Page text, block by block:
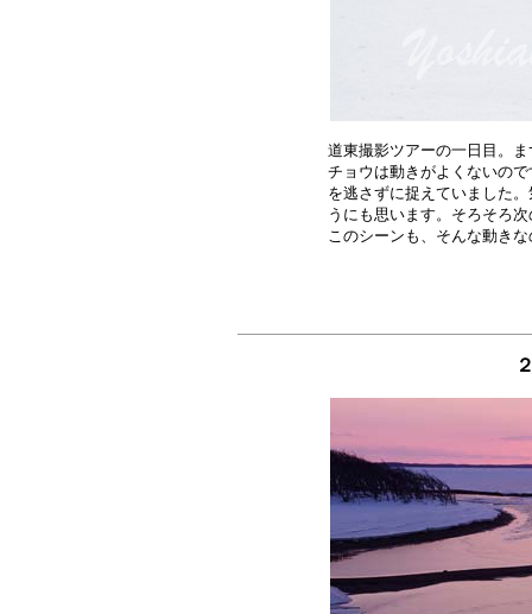
道東撮影ツアーの一日目。
チョウは動きがよくないの
を逃さずに捉えていました
うにも思います。そろそろ